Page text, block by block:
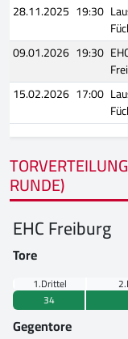
28.11.2025 19:30
09.01.2026 19:30
15.02.2026 17:00
RUNDE)
EHC Freiburg
Tore
1.Drittel
34
Gegentore